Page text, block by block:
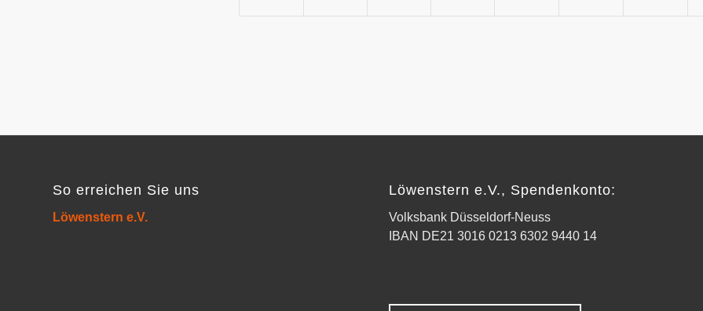
So erreichen Sie uns
Löwenstern e.V.
Löwenstern e.V., Spendenkonto:
Volksbank Düsseldorf-Neuss
IBAN DE21 3016 0213 6302 9440 14